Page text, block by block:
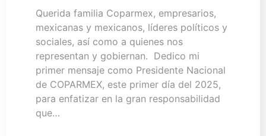
Querida familia Coparmex, empresarios,
mexicanas y mexicanos, líderes políticos y
sociales, así como a quienes nos
representan y gobiernan. Dedico mi
primer mensaje como Presidente Nacional
de COPARMEX, este primer día del 2025,
para enfatizar en la gran responsabilidad
que…